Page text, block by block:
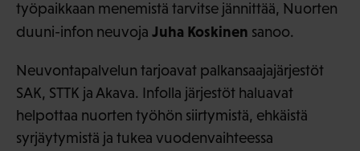
työpaikkaan menemistä tarvitse jännittää, Nuorten
duuni-infon neuvoja Juha Koskinen sanoo.
Neuvontapalvelun tarjoavat palkansaajajärjestöt
SAK, STTK ja Akava. Infolla järjestöt haluavat
helpottaa nuorten työhön siirtymistä, ehkäistä
syrjäytymistä ja tukea vuodenvaihteessa